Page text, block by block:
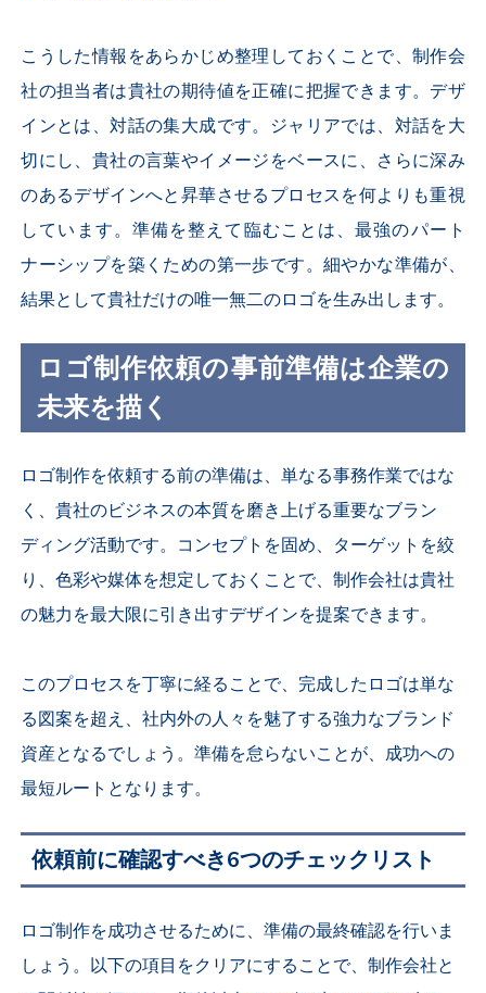
こうした情報をあらかじめ整理しておくことで、制作会
社の担当者は貴社の期待値を正確に把握できます。デザ
インとは、対話の集大成です。ジャリアでは、対話を大
切にし、貴社の言葉やイメージをベースに、さらに深み
のあるデザインへと昇華させるプロセスを何よりも重視
しています。準備を整えて臨むことは、最強のパート
ナーシップを築くための第一歩です。細やかな準備が、
結果として貴社だけの唯一無二のロゴを生み出します。
ロゴ制作依頼の事前準備は企業の
未来を描く
ロゴ制作を依頼する前の準備は、単なる事務作業ではな
く、貴社のビジネスの本質を磨き上げる重要なブラン
ディング活動です。コンセプトを固め、ターゲットを絞
り、色彩や媒体を想定しておくことで、制作会社は貴社
の魅力を最大限に引き出すデザインを提案できます。
このプロセスを丁寧に経ることで、完成したロゴは単な
る図案を超え、社内外の人々を魅了する強力なブランド
資産となるでしょう。準備を怠らないことが、成功への
最短ルートとなります。
依頼前に確認すべき6つのチェックリスト
ロゴ制作を成功させるために、準備の最終確認を行いま
しょう。以下の項目をクリアにすることで、制作会社と